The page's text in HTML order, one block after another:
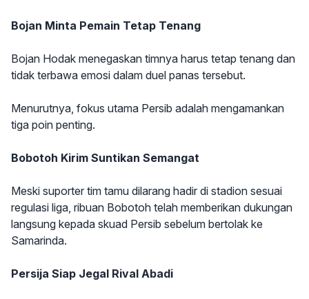
Bojan Minta Pemain Tetap Tenang
Bojan Hodak menegaskan timnya harus tetap tenang dan
tidak terbawa emosi dalam duel panas tersebut.
Menurutnya, fokus utama Persib adalah mengamankan
tiga poin penting.
Bobotoh Kirim Suntikan Semangat
Meski suporter tim tamu dilarang hadir di stadion sesuai
regulasi liga, ribuan Bobotoh telah memberikan dukungan
langsung kepada skuad Persib sebelum bertolak ke
Samarinda.
Persija Siap Jegal Rival Abadi